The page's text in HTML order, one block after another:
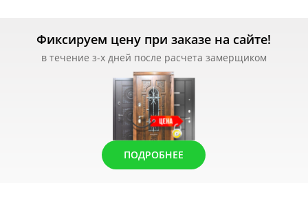
Фиксируем цену при заказе на сайте!
в течение з-х дней после расчета замерщиком
ПОДРОБНЕЕ